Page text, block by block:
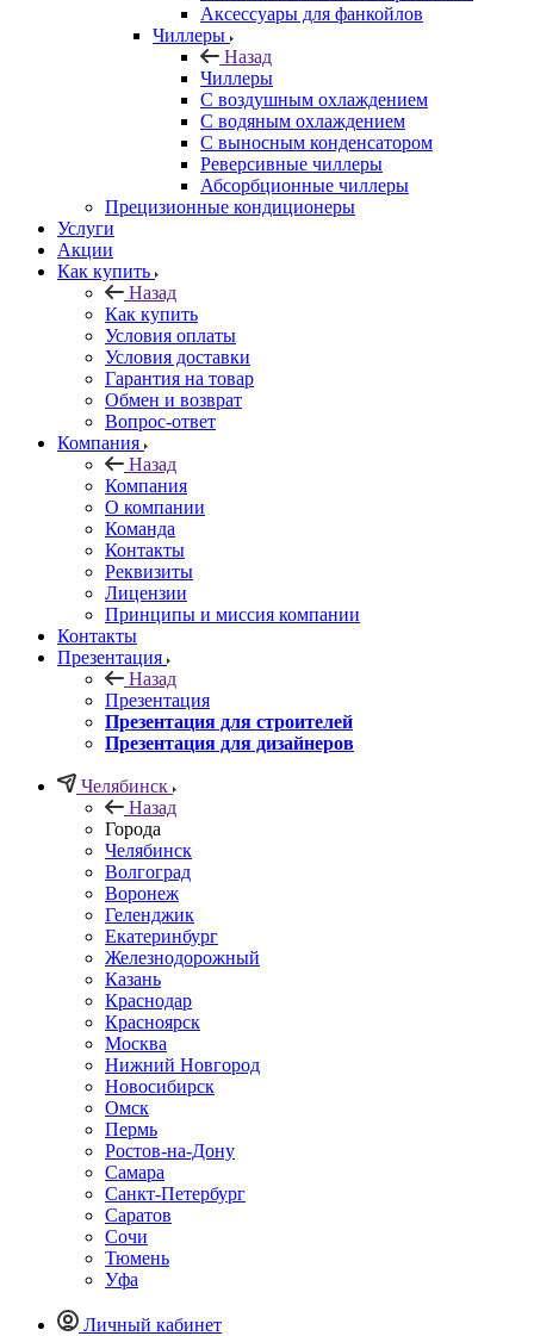
Аксессуары для фанкойлов
Чиллеры
Назад
Чиллеры
С воздушным охлаждением
С водяным охлаждением
С выносным конденсатором
Реверсивные чиллеры
Абсорбционные чиллеры
Прецизионные кондиционеры
Услуги
Акции
Как купить
Назад
Как купить
Условия оплаты
Условия доставки
Гарантия на товар
Обмен и возврат
Вопрос-ответ
Компания
Назад
Компания
О компании
Команда
Контакты
Реквизиты
Лицензии
Принципы и миссия компании
Контакты
Презентация
Назад
Презентация
Презентация для строителей
Презентация для дизайнеров
Челябинск
Назад
Города
Челябинск
Волгоград
Воронеж
Геленджик
Екатеринбург
Железнодорожный
Казань
Краснодар
Красноярск
Москва
Нижний Новгород
Новосибирск
Омск
Пермь
Ростов-на-Дону
Самара
Санкт-Петербург
Саратов
Сочи
Тюмень
Уфа
Личный кабинет